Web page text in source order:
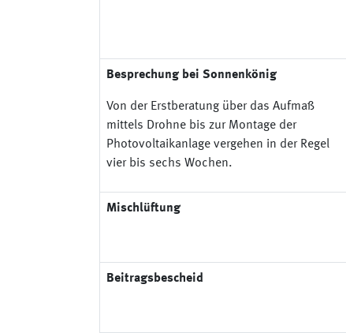
Besprechung bei Sonnenkönig
Von der Erstberatung über das Aufmaß
mittels Drohne bis zur Montage der
Photovoltaikanlage vergehen in der Regel
vier bis sechs Wochen.
Mischlüftung
Beitragsbescheid